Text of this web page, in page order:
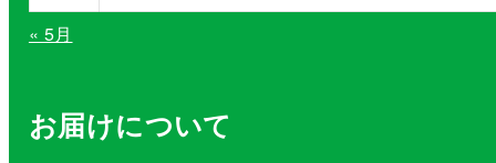
« 5月
お届けについて